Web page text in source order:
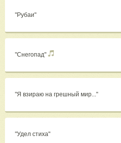
"Рубаи"
"Снегопад"
"Я взираю на грешный мир..."
"Удел стиха"